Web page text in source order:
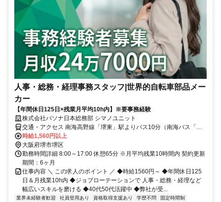
人事・総務・経理事務スタッフ|世界的自転車部品メー
カー
【年間休日125日×残業月平均10h内】※要事務経験
株式会社パソナ日本総務部 シマノユニット
交通・アクセス 南海高野線「堺東」駅よりバス10分（南海バス「高
砂町」徒歩3分）、南海本線「堺」駅よりバス15分（南海バス「高砂
町」徒歩3分）、 阪堺電軌阪堺線「東湊」駅徒歩10分
時給1,560円以上
大阪府堺市堺区
勤務時間詳細 8:00～17:00 休憩65分 ※月平均残業10時間内 契約更新
期間：6ヶ月
仕事内容 ＼ この求人のポイント ／ ◆時給1560円～ ◆年間休日125
日＆月残業10h内 ◆ジョブローテーションで 人事・総務・経理など
幅広いスキルを磨ける ◆40代50代活躍中 ◆弊社が受...
業界未経験者歓迎 社員登用あり 資格取得支援あり 学歴不問
固定時間制